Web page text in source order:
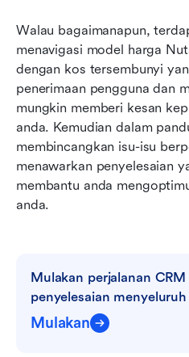
Walau bagaimanapun,
menavigasi model harga
dengan kos tersembunyi
penerimaan pengguna dan
mungkin memberi kesan
anda. Kemudian dalam
membincangkan isu-isu
menawarkan penyelesaian
membantu anda
anda.
Mulakan perjalanan
penyelesaian menyeluruh
Mulakan